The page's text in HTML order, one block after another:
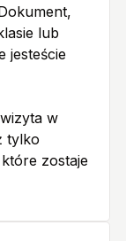
lub
jesteście
w
tylko
zostaje